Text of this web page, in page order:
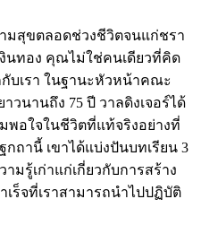
มสุขตลอดช่วงชีวิตจนแก่ชรา
นทอง คุณไม่ใช่คนเดียวที่คิด
บเรา ในฐานะหัวหน้าคณะ
นานถึง 75 ปี วาลดิงเจอร์ได้
พอใจในชีวิตที่แท้จริงอย่างที่
ถานี้ เขาได้แบ่งปันบทเรียน 3
มรู้เก่าแก่เกี่ยวกับการสร้าง
ร็จที่เราสามารถนำไปปฏิบัติ